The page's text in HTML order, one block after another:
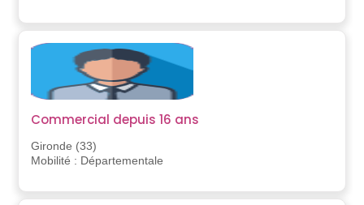
Commercial depuis 16 ans
Gironde (33)
Mobilité : Départementale